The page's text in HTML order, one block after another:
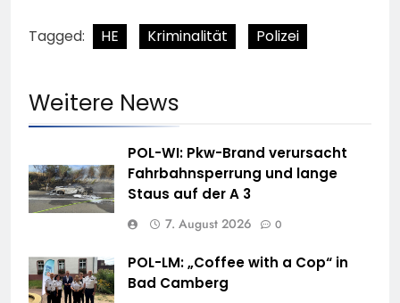
Tagged: HE Kriminalität Polizei
Weitere News
POL-WI: Pkw-Brand verursacht
Fahrbahnsperrung und lange
Staus auf der A 3
7. August 2026 0
POL-LM: „Coffee with a Cop“ in
Bad Camberg